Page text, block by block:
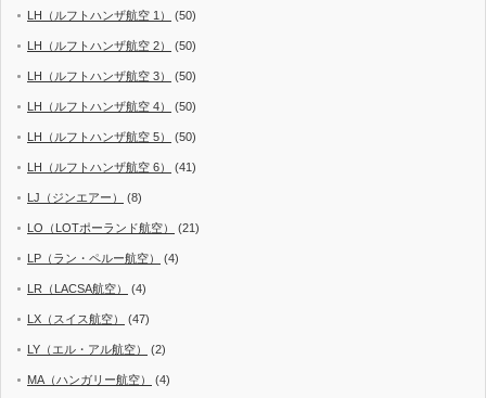
LH（ルフトハンザ航空 1） (50)
LH（ルフトハンザ航空 2） (50)
LH（ルフトハンザ航空 3） (50)
LH（ルフトハンザ航空 4） (50)
LH（ルフトハンザ航空 5） (50)
LH（ルフトハンザ航空 6） (41)
LJ（ジンエアー） (8)
LO（LOTポーランド航空） (21)
LP（ラン・ペルー航空） (4)
LR（LACSA航空） (4)
LX（スイス航空） (47)
LY（エル・アル航空） (2)
MA（ハンガリー航空） (4)